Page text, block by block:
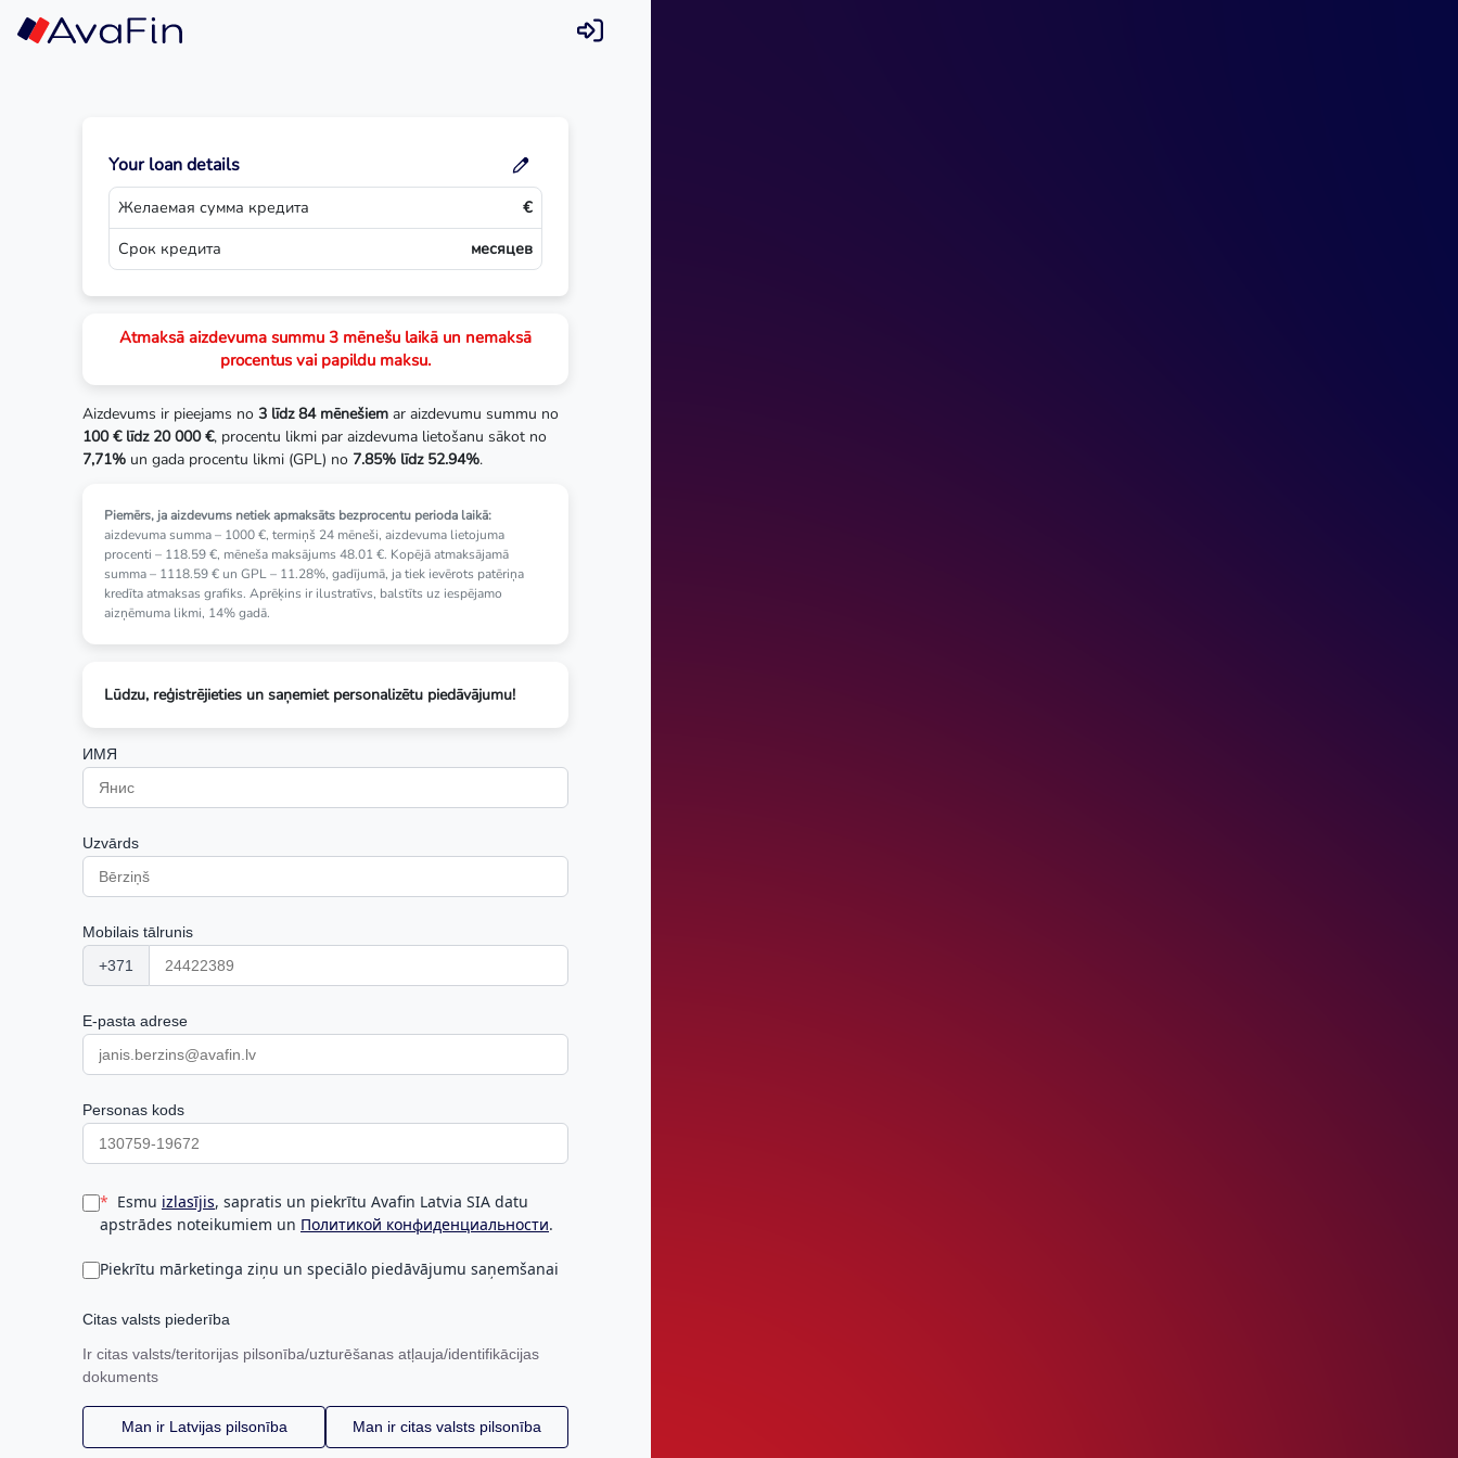
content
Your loan details
Желаемая сумма кредита
€
Срок кредита
месяцев
Atmaksā aizdevuma summu 3 mēnešu laikā un nemaksā
procentus vai papildu maksu.
Aizdevums ir pieejams no 3 līdz 84 mēnešiem ar aizdevumu summu no
100 € līdz 20 000 €, procentu likmi par aizdevuma lietošanu sākot no
7,71% un gada procentu likmi (GPL) no 7.85% līdz 52.94%.
Piemērs, ja aizdevums netiek apmaksāts bezprocentu perioda laikā:
aizdevuma summa – 1000 €, termiņš 24 mēneši, aizdevuma lietojuma
procenti – 118.59 €, mēneša maksājums 48.01 €. Kopējā atmaksājamā
summa – 1118.59 € un GPL – 11.28%, gadījumā, ja tiek ievērots patēriņa
kredīta atmaksas grafiks. Aprēķins ir ilustratīvs, balstīts uz iespējamo
aizņēmuma likmi, 14% gadā.
Lūdzu, reģistrējieties un saņemiet personalizētu piedāvājumu!
ИМЯ
Uzvārds
Mobilais tālrunis
+371
E-pasta adrese
Personas kods
Esmu izlasījis, sapratis un piekrītu Avafin Latvia SIA datu
apstrādes noteikumiem un Политикой конфиденциальности.
Piekrītu mārketinga ziņu un speciālo piedāvājumu saņemšanai
Citas valsts piederība
Ir citas valsts/teritorijas pilsonība/uzturēšanas atļauja/identifikācijas
dokuments
Man ir Latvijas pilsonība Man ir citas valsts pilsonība